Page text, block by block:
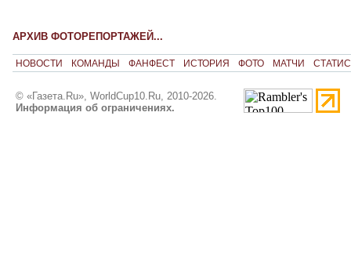
АРХИВ ФОТОРЕПОРТАЖЕЙ...
НОВОСТИ КОМАНДЫ ФАНФЕСТ ИСТОРИЯ ФОТО МАТЧИ
© «Газета.Ru», WorldCup10.Ru, 2010-2026.
Информация об ограничениях.